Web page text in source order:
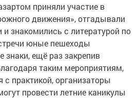
приняли участие в
движения», отгадывали
и знакомились с литературой по
юные пешеходы
ещё раз закрепив
таким мероприятиям,
с практикой, организаторы
провести летние каникулы